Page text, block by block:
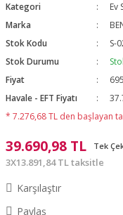
Kategori
Ev
Marka
Stok Kodu
S-
Stok Durumu
Fiyat
Havale - EFT Fiyatı
* 7.276,68 TL den başlayan
39.690,98 TL Tek
3X13.891,84 TL taksitle
Karşılaştır
Paylaş